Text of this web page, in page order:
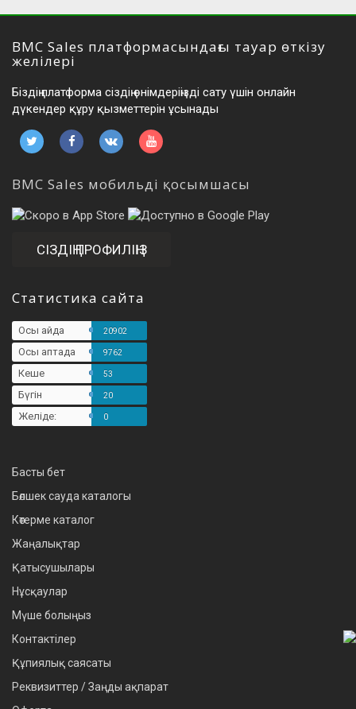
BMC Sales платформасындағы тауар өткізу
желілері
Біздің платформа сіздің өнімдеріңізді сату үшін онлайн
дүкендер құру қызметтерін ұсынады
BMC Sales мобильді қосымшасы
СІЗДІҢ ПРОФИЛІҢІЗ
Статистика сайта
Осы айда 20902
Осы аптада 9762
Кеше 53
Бүгін 20
Желіде: 0
Басты бет
Бөлшек сауда каталогы
Көтерме каталог
Жаңалықтар
Қатысушылары
Нұсқаулар
Мүше болыңыз
Контактілер
Құпиялық саясаты
Реквизиттер / Заңды ақпарат